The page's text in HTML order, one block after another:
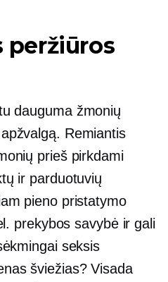
peržiūros
dauguma žmonių
Remiantis
prieš pirkdami
ir parduotuvių
pieno pristatymo
prekybos savybė ir gali
seksis
šviežias? Visada